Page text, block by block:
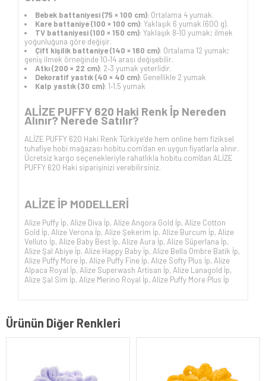
Bebek battaniyesi (75 × 100 cm): Ortalama 4 yumak.
Kare battaniye (100 × 100 cm): Yaklaşık 6 yumak (600 g).
TV battaniyesi (100 × 150 cm): Yaklaşık 8‑10 yumak; ilmek
yoğunluğuna göre değişir.
Çift kişilik battaniye (140 × 160 cm): Ortalama 12 yumak;
geniş ilmek örneğinde 10‑14 arası değişebilir.
Atkı (200 × 22 cm): 2‑3 yumak yeterlidir.
Dekoratif yastık (40 × 40 cm): Genellikle 2 yumak
Kalp yastık (30 cm): 1‑1,5 yumak
ALİZE PUFFY 620 Haki Renk İp Nereden
Alınır? Nerede Satılır?
ALİZE PUFFY 620 Haki Renk Türkiye’de hem online hem fiziksel
tuhafiye hobi mağazası hobitu.com’dan en uygun fiyatlarla alınır.
Ücretsiz kargo seçenekleriyle rahatlıkla hobitu.com'dan ALİZE
PUFFY 620 Haki siparişinizi verebilirsiniz.
ALİZE İP MODELLERİ
Alize Puffy İp, Alize Diva İp, Alize Angora Gold İp, Alize Cotton
Gold İp, Alize Verona İp, Alize Şekerim İp, Alize Burcum İp, Alize
Velluto İp, Alize Baby Best İp, Alize Aura İp, Alize Süperlana İp,
Alize Şal Abiye İp, Alize Happy Baby İp, Alize Bella Ombre Batik İp,
Alize Puffy More İp, Alize Puffy Fine İp, Alize Softy Plus İp, Alize
Alpaca Royal İp, Alize Superwash Artisan İp, Alize Lanagold İp,
Alize Şal Sim İp, Alize Merino Royal İp, Alize Puffy More Plus İp
Ürünün Diğer Renkleri